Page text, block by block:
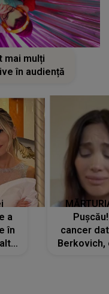
mai mulți
în audiență
a
în
cancer
Berkovich,